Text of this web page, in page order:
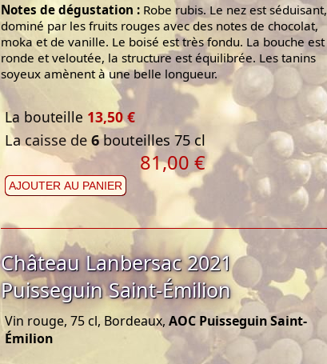
Notes de dégustation : Robe rubis. Le nez est séduisant,
dominé par les fruits rouges avec des notes de chocolat,
moka et de vanille. Le boisé est très fondu. La bouche est
ronde et veloutée, la structure est équilibrée. Les tanins
soyeux amènent à une belle longueur.
La bouteille 13,50 €
La caisse de 6bouteilles 75 cl
81,00 €
AJOUTER AU PANIER
Château Lanbersac 2021
Puisseguin Saint-Émilion
Vin rouge, 75 cl, Bordeaux, AOC Puisseguin Saint-
Émilion